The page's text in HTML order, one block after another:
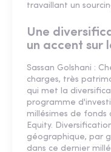
travaillant un
Une
un accent sur
Sassan Golshani :
charges, très
qui met la
programme
millésimes de
Equity.
géographique, par
dans ce dernier